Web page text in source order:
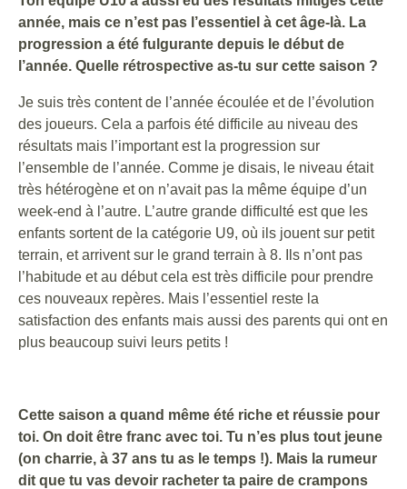
année, mais ce n’est pas l’essentiel à cet âge-là. La
progression a été fulgurante depuis le début de
l’année. Quelle rétrospective as-tu sur cette saison ?
Je suis très content de l’année écoulée et de l’évolution
des joueurs. Cela a parfois été difficile au niveau des
résultats mais l’important est la progression sur
l’ensemble de l’année. Comme je disais, le niveau était
très hétérogène et on n’avait pas la même équipe d’un
week-end à l’autre. L’autre grande difficulté est que les
enfants sortent de la catégorie U9, où ils jouent sur petit
terrain, et arrivent sur le grand terrain à 8. Ils n’ont pas
l’habitude et au début cela est très difficile pour prendre
ces nouveaux repères. Mais l’essentiel reste la
satisfaction des enfants mais aussi des parents qui ont en
plus beaucoup suivi leurs petits !
Cette saison a quand même été riche et réussie pour
toi. On doit être franc avec toi. Tu n’es plus tout jeune
(on charrie, à 37 ans tu as le temps !). Mais la rumeur
dit que tu vas devoir racheter ta paire de crampons